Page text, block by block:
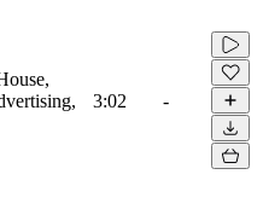
3:02 -